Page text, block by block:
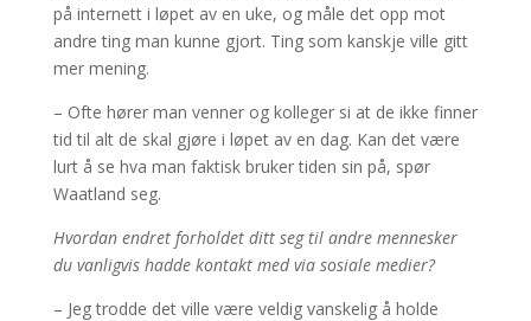
på internett i løpet av en uke, og måle det opp mot
andre ting man kunne gjort. Ting som kanskje ville gitt
mer mening.
– Ofte hører man venner og kolleger si at de ikke finner
tid til alt de skal gjøre i løpet av en dag. Kan det være
lurt å se hva man faktisk bruker tiden sin på, spør
Waatland seg.
Hvordan endret forholdet ditt seg til andre mennesker
du vanligvis hadde kontakt med via sosiale medier?
– Jeg trodde det ville være veldig vanskelig å holde